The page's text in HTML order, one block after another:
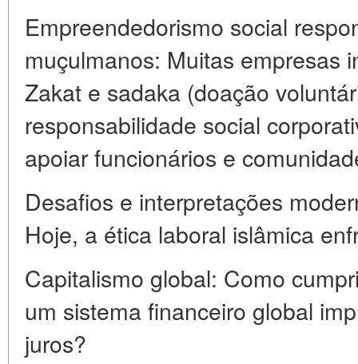
Empreendedorismo social
muçulmanos: Muitas empresas
Zakat e sadaka (doação
responsabilidade social
apoiar funcionários e
Desafios e interpretações
Hoje, a ética laboral islâmica
Capitalismo global: Como
um sistema financeiro global
juros?